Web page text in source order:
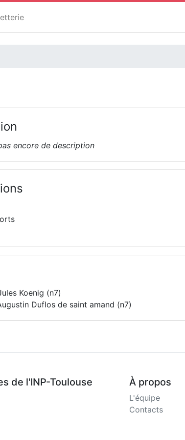
encore de description
Koenig (n7)
Duflos de saint amand (n7)
de l'INP-Toulouse À propos
L'équipe
Contacts